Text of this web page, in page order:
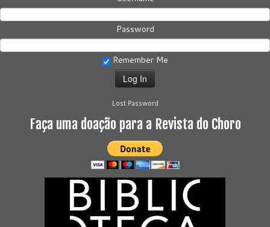
Password
Remember Me
Lost Password
Faça uma doação para a Revista do Choro